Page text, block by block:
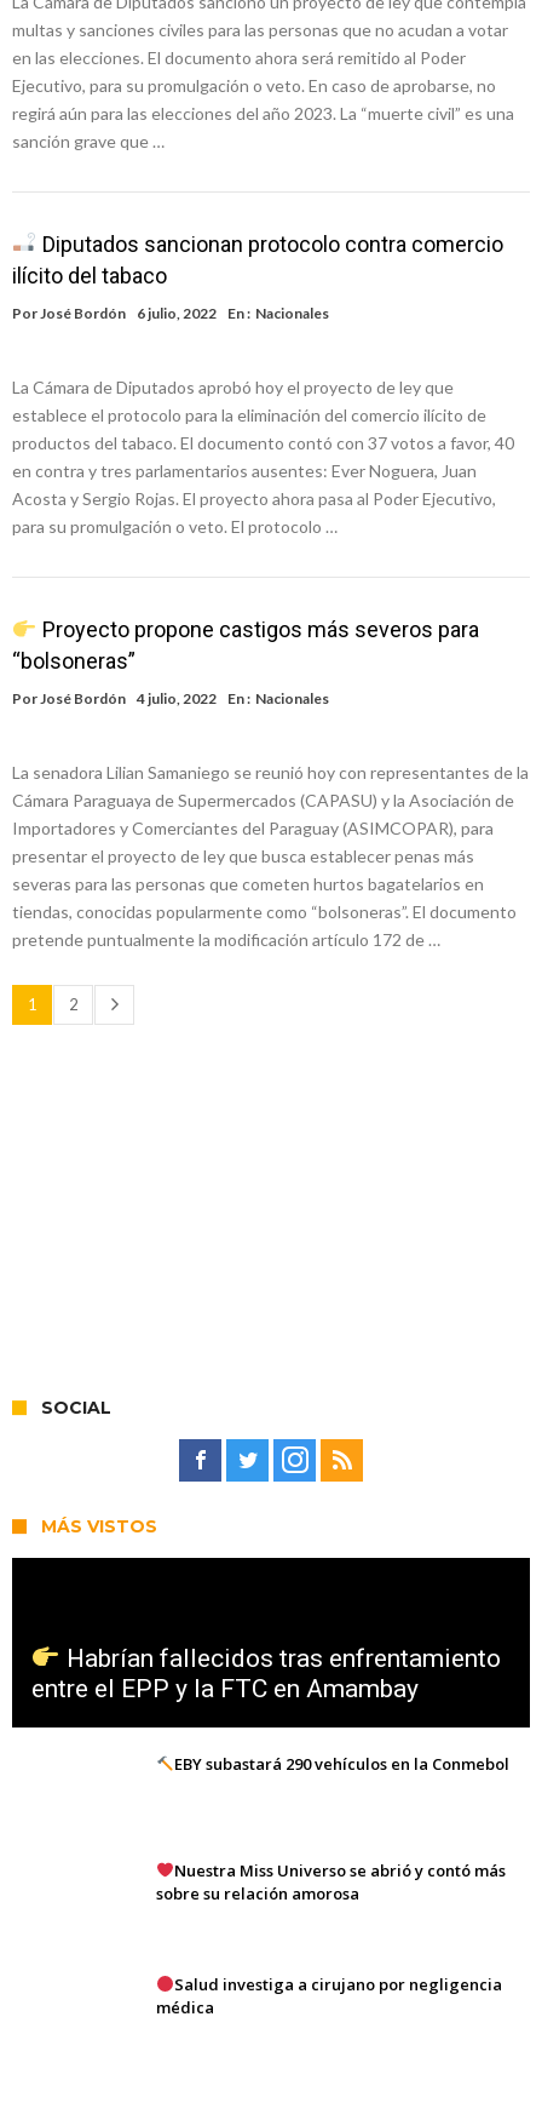
multas y sanciones civiles para las personas que no acudan a votar
en las elecciones. El documento ahora será remitido al Poder
Ejecutivo, para su promulgación o veto. En caso de aprobarse, no
regirá aún para las elecciones del año 2023. La “muerte civil” es una
sanción grave que …
Diputados sancionan protocolo contra comercio
ilícito del tabaco
Por José Bordón 6 julio, 2022 En : Nacionales
La Cámara de Diputados aprobó hoy el proyecto de ley que
establece el protocolo para la eliminación del comercio ilícito de
productos del tabaco. El documento contó con 37 votos a favor, 40
en contra y tres parlamentarios ausentes: Ever Noguera, Juan
Acosta y Sergio Rojas. El proyecto ahora pasa al Poder Ejecutivo,
para su promulgación o veto. El protocolo …
Proyecto propone castigos más severos para
“bolsoneras”
Por José Bordón 4 julio, 2022 En : Nacionales
La senadora Lilian Samaniego se reunió hoy con representantes de la
Cámara Paraguaya de Supermercados (CAPASU) y la Asociación de
Importadores y Comerciantes del Paraguay (ASIMCOPAR), para
presentar el proyecto de ley que busca establecer penas más
severas para las personas que cometen hurtos bagatelarios en
tiendas, conocidas popularmente como “bolsoneras”. El documento
pretende puntualmente la modificación artículo 172 de …
1 2
SOCIAL
MÁS VISTOS
Habrían fallecidos tras enfrentamiento
entre el EPP y la FTC en Amambay
EBY subastará 290 vehículos en la Conmebol
Nuestra Miss Universo se abrió y contó más
sobre su relación amorosa
Salud investiga a cirujano por negligencia
médica